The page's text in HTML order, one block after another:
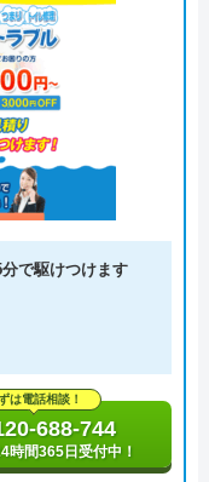
で駆けつけます
は電話相談！
688-744
時間365日受付中！